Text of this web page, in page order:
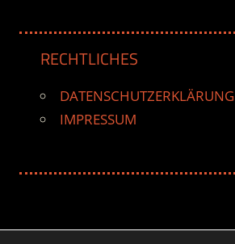
RECHTLICHES
DATENSCHUTZERKLÄRUNG
IMPRESSUM